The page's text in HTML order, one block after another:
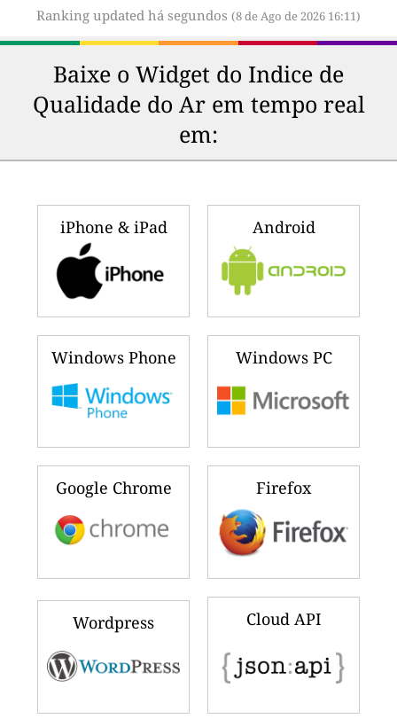
Ranking updated há segundos (8 de Ago de 2026 16:11)
Baixe o Widget do Indice de
Qualidade do Ar em tempo real
em:
iPhone & iPad Android
Windows Phone Windows PC
Google Chrome Firefox
Wordpress Cloud API